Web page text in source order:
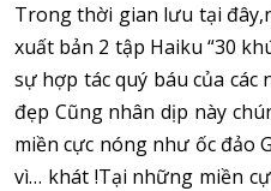
Trong thời gian lưu tại
xuất bản 2 tập Haiku “30
sự hợp tác quý báu của
đẹp Cũng nhân dịp này
miền cực nóng như ốc đảo
vì… khát !Tại những miền